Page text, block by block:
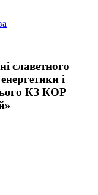
славетного
і
КЗ КОР